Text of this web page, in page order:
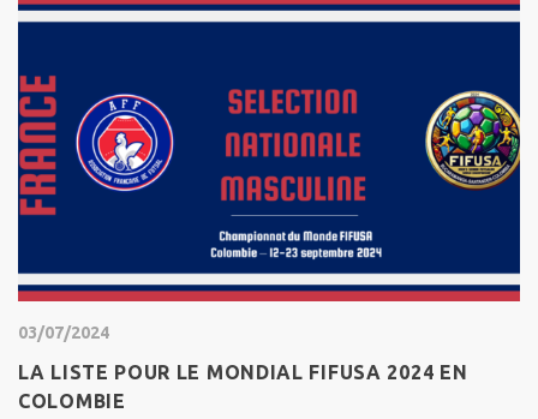
03/07/2024
LA LISTE POUR LE MONDIAL FIFUSA 2024 EN
COLOMBIE